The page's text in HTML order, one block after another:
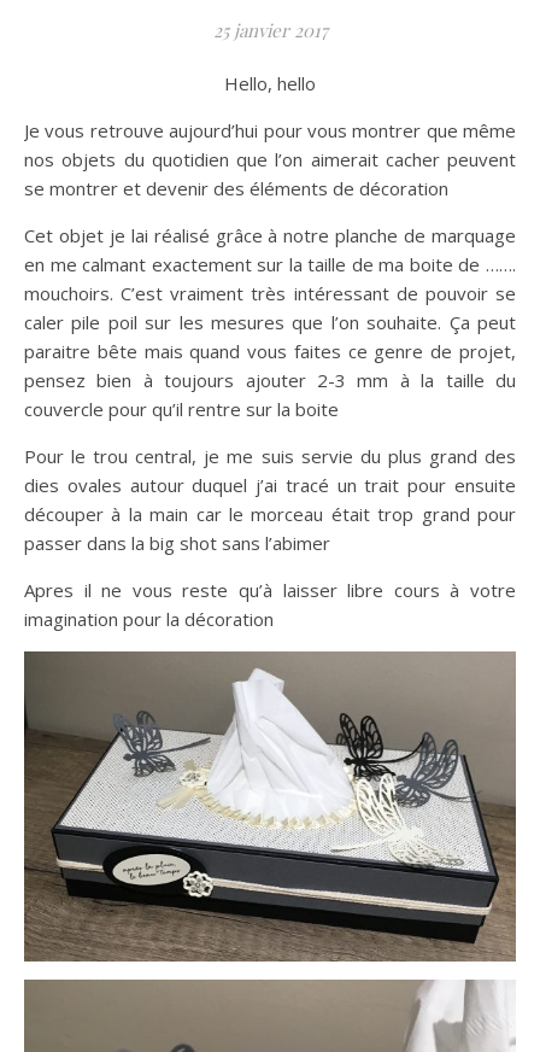
25 janvier 2017
Hello, hello
Je vous retrouve aujourd’hui pour vous montrer que même
nos objets du quotidien que l’on aimerait cacher peuvent
se montrer et devenir des éléments de décoration
Cet objet je lai réalisé grâce à notre planche de marquage
en me calmant exactement sur la taille de ma boite de …….
mouchoirs. C’est vraiment très intéressant de pouvoir se
caler pile poil sur les mesures que l’on souhaite. Ça peut
paraitre bête mais quand vous faites ce genre de projet,
pensez bien à toujours ajouter 2-3 mm à la taille du
couvercle pour qu’il rentre sur la boite
Pour le trou central, je me suis servie du plus grand des
dies ovales autour duquel j’ai tracé un trait pour ensuite
découper à la main car le morceau était trop grand pour
passer dans la big shot sans l’abimer
Apres il ne vous reste qu’à laisser libre cours à votre
imagination pour la décoration